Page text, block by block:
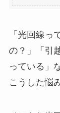
「光回線っ
の？」「引
っている」
こうした悩